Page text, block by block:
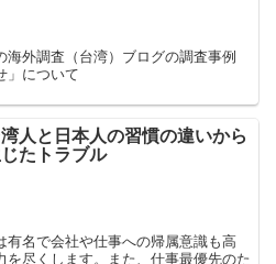
外調査（台湾）ブログの調査事例
」について
人と日本人の習慣の違いから
たトラブル
名で会社や仕事への帰属意識も高
を尽くします。また、仕事最優先のた